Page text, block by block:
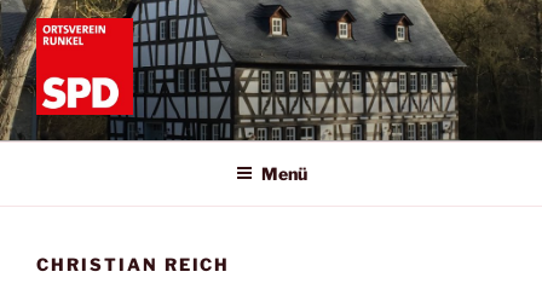
Zum
Inhalt
springen
SPD RUNKEL
Informationen zur SPD Runkel
Menü
CHRISTIAN REICH